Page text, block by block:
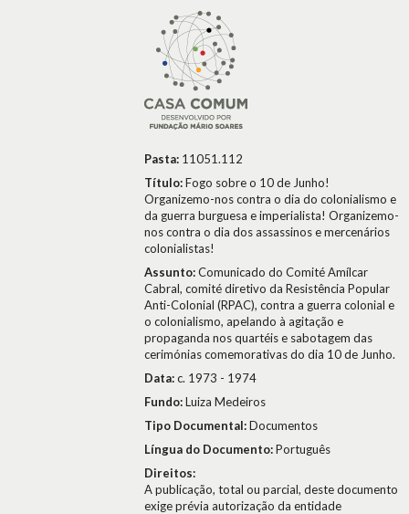
Pasta: 11051.112
Título:Fogo sobre o 10 de Junho!
Organizemo-nos contra o dia do colonialismo e
da guerra burguesa e imperialista! Organizemo-
nos contra o dia dos assassinos e mercenários
colonialistas!
Assunto:Comunicado do Comité Amílcar
Cabral, comité diretivo da Resistência Popular
Anti-Colonial (RPAC), contra a guerra colonial e
o colonialismo, apelando à agitação e
propaganda nos quartéis e sabotagem das
cerimónias comemorativas do dia 10 de Junho.
Data:c. 1973 - 1974
Fundo:Luiza Medeiros
Tipo Documental:Documentos
Língua do Documento:Português
Direitos:
A publicação, total ou parcial, deste documento
exige prévia autorização da entidade